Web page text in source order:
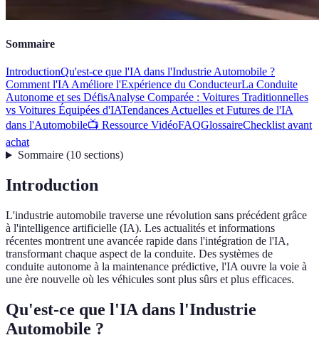
Sommaire
IntroductionQu'est-ce que l'IA dans l'Industrie Automobile ?
Comment l'IA Améliore l'Expérience du ConducteurLa Conduite
Autonome et ses DéfisAnalyse Comparée : Voitures Traditionnelles
vs Voitures Équipées d'IATendances Actuelles et Futures de l'IA
dans l'Automobile📺 Ressource VidéoFAQGlossaireChecklist avant
achat
Sommaire(10 sections)
Introduction
L'industrie automobile traverse une révolution sans précédent grâce
à l'intelligence artificielle (IA). Les actualités et informations
récentes montrent une avancée rapide dans l'intégration de l'IA,
transformant chaque aspect de la conduite. Des systèmes de
conduite autonome à la maintenance prédictive, l'IA ouvre la voie à
une ère nouvelle où les véhicules sont plus sûrs et plus efficaces.
Qu'est-ce que l'IA dans l'Industrie
Automobile ?